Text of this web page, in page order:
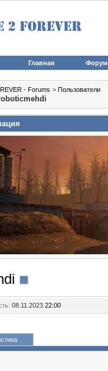
Главная Форум
- Forums > Пользователи
08.11.2023 22:00